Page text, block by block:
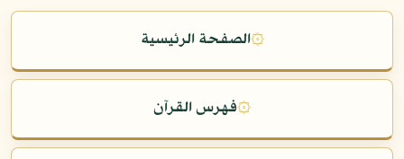
۞الصفحة الرئيسية
۞فهرس القرآن